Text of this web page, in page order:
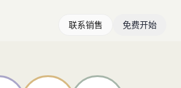
联系销售 免费开始